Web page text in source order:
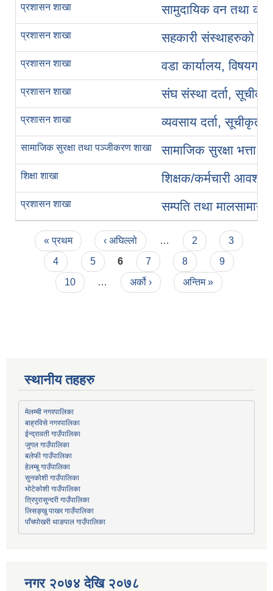
प्रशासन शाखा सामुदायिक वन तथा
प्रशासन शाखा सहकारी संस्थाहरुको
प्रशासन शाखा वडा कार्यालय,
प्रशासन शाखा संघ संस्था दर्ता,
प्रशासन शाखा व्यवसाय दर्ता, सूचीकृत
सामाजिक सुरक्षा तथा पञ्जीकरण शाखा सामाजिक सुरक्षा भत्ता
शिक्षा शाखा शिक्षक/कर्मचारी
प्रशासन शाखा सम्पति तथा
Pages
« प्रथम ‹ अघिल्लो … 2
3
4
5 6 7 8
9
10
… अर्को › अन्तिम »
स्थानीय तहहरु
मेलम्ची नगरपालिका
बाह्रविसे नगरपालिका
ईन्द्रावती गाउँपालिका
जुगल गाउँपालिका
बलेफी गाउँपालिका
हेलम्बु गाउँपालिका
सुनकोशी गाउँपालिका
भोटेकोशी गाउँपालिका
त्रिपुरासुन्दरी गाउँपालिका
लिसङ्खु पाखर गाउँपालिका
पाँचपोखरी थाङपाल गाउँपालिका
नगर २०७४ देखि २०७८